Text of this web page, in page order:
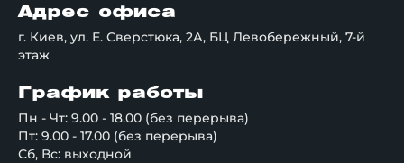
Адрес офиса
г. Киев, ул. Е. Сверстюка, 2А, БЦ Левобережный, 7-й
этаж
График работы
Пн - Чт: 9.00 - 18.00 (без перерыва)
Пт: 9.00 - 17.00 (без перерыва)
Сб, Вс: выходной